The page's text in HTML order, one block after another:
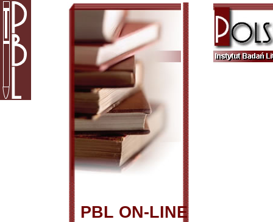
PBL ON-LINE